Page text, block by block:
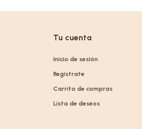
Tu cuenta
Inicio de sesión
Regístrate
Carrito de compras
Lista de deseos